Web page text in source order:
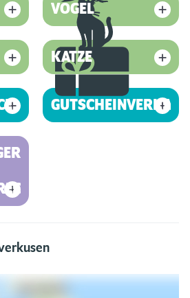
VOGEL
KATZE
GUTSCHEINVERKAUF